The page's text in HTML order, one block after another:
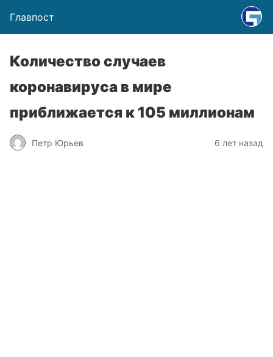
Главпост
Количество случаев
коронавируса в мире
приближается к 105 миллионам
Петр Юрьев 6 лет назад